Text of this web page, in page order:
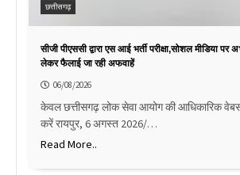
छत्तीसगढ़
सीजी पीएससी द्वारा एस आई भर्ती परीक्षा,सोशल मीडिया पर
लेकर फैलाई जा रही अफवाहें
06/08/2026
केवल छत्तीसगढ़ लोक सेवा आयोग की आधिकारिक
करें रायपुर, 6 अगस्त 2026/…
Read More..